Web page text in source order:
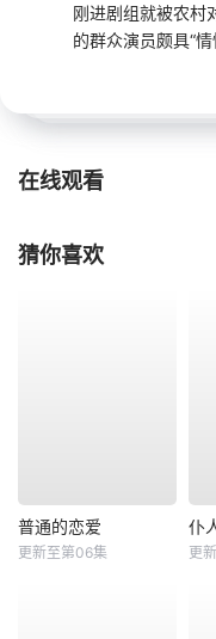
刚进剧组就被农村
的群众演员颇具“
在线观看
猜你喜欢
普通的恋爱
更新至第06集
仆
更